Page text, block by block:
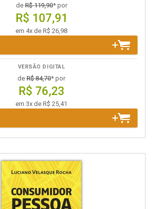
deR$ 119,90* por
R$ 107,91
em 4x de R$ 26,98
VERSÃO DIGITAL
de R$ 84,70* por
R$ 76,23
em 3x de R$ 25,41